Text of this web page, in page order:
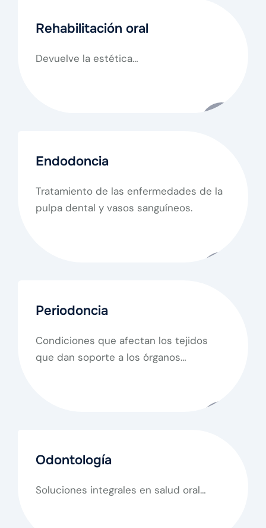
Rehabilitación oral
Devuelve la estética…
Endodoncia
Tratamiento de las enfermedades de la
pulpa dental y vasos sanguíneos.
Periodoncia
Condiciones que afectan los tejidos
que dan soporte a los órganos
Odontología
Soluciones integrales en salud oral…